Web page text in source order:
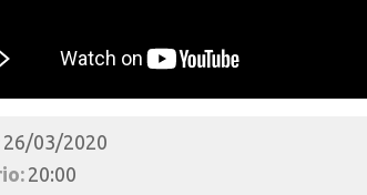
26/03/2020
20:00